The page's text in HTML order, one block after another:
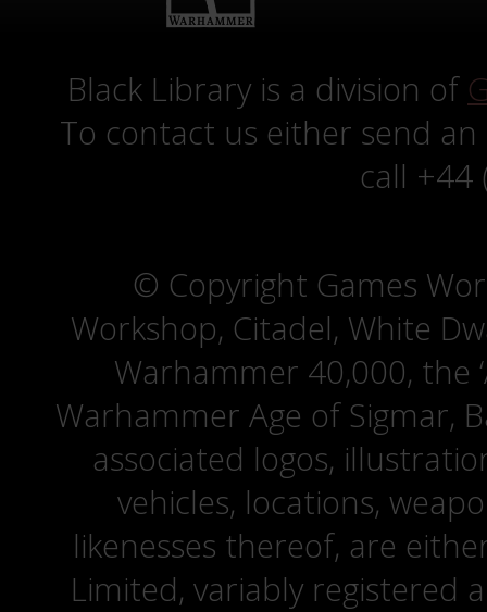
Black Library is a division of
To contact us either send
call +44
© Copyright Games
Workshop, Citadel, White
Warhammer 40,000, the
Warhammer Age of Sigmar,
associated logos,
vehicles, locations,
likenesses thereof, are
Limited, variably registered